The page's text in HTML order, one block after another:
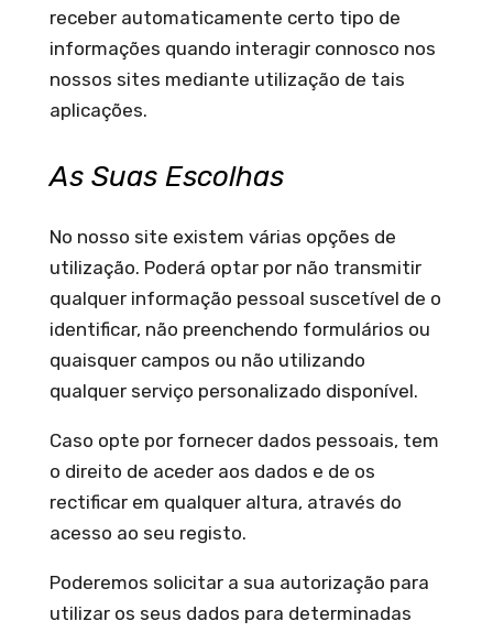
receber automaticamente certo tipo de
informações quando interagir connosco nos
nossos sites mediante utilização de tais
aplicações.
As Suas Escolhas
No nosso site existem várias opções de
utilização. Poderá optar por não transmitir
qualquer informação pessoal suscetível de o
identificar, não preenchendo formulários ou
quaisquer campos ou não utilizando
qualquer serviço personalizado disponível.
Caso opte por fornecer dados pessoais, tem
o direito de aceder aos dados e de os
rectificar em qualquer altura, através do
acesso ao seu registo.
Poderemos solicitar a sua autorização para
utilizar os seus dados para determinadas